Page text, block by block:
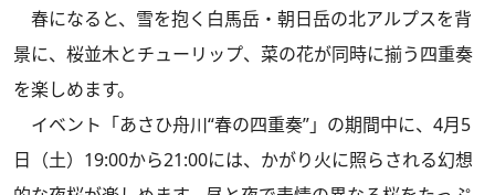
春になると、雪を抱く白馬岳・朝日岳の北アルプスを背
景に、桜並木とチューリップ、菜の花が同時に揃う四重奏
を楽しめます。
イベント「あさひ舟川“春の四重奏”」の期間中に、4月5
日（土）19:00から21:00には、かがり火に照らされる幻想